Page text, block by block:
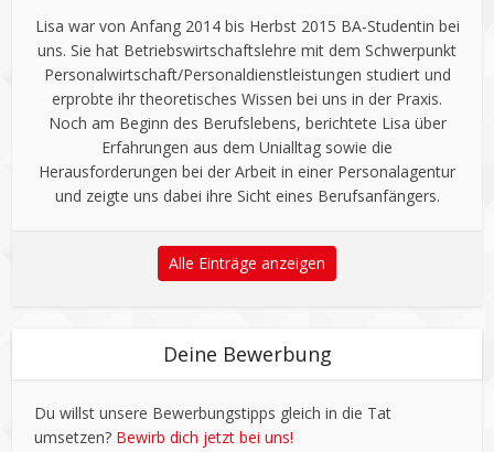
Lisa war von Anfang 2014 bis Herbst 2015 BA-Studentin bei
uns. Sie hat Betriebswirtschaftslehre mit dem Schwerpunkt
Personalwirtschaft/Personaldienstleistungen studiert und
erprobte ihr theoretisches Wissen bei uns in der Praxis.
Noch am Beginn des Berufslebens, berichtete Lisa über
Erfahrungen aus dem Unialltag sowie die
Herausforderungen bei der Arbeit in einer Personalagentur
und zeigte uns dabei ihre Sicht eines Berufsanfängers.
Alle Einträge anzeigen
Deine Bewerbung
Du willst unsere Bewerbungstipps gleich in die Tat
umsetzen? Bewirb dich jetzt bei uns!